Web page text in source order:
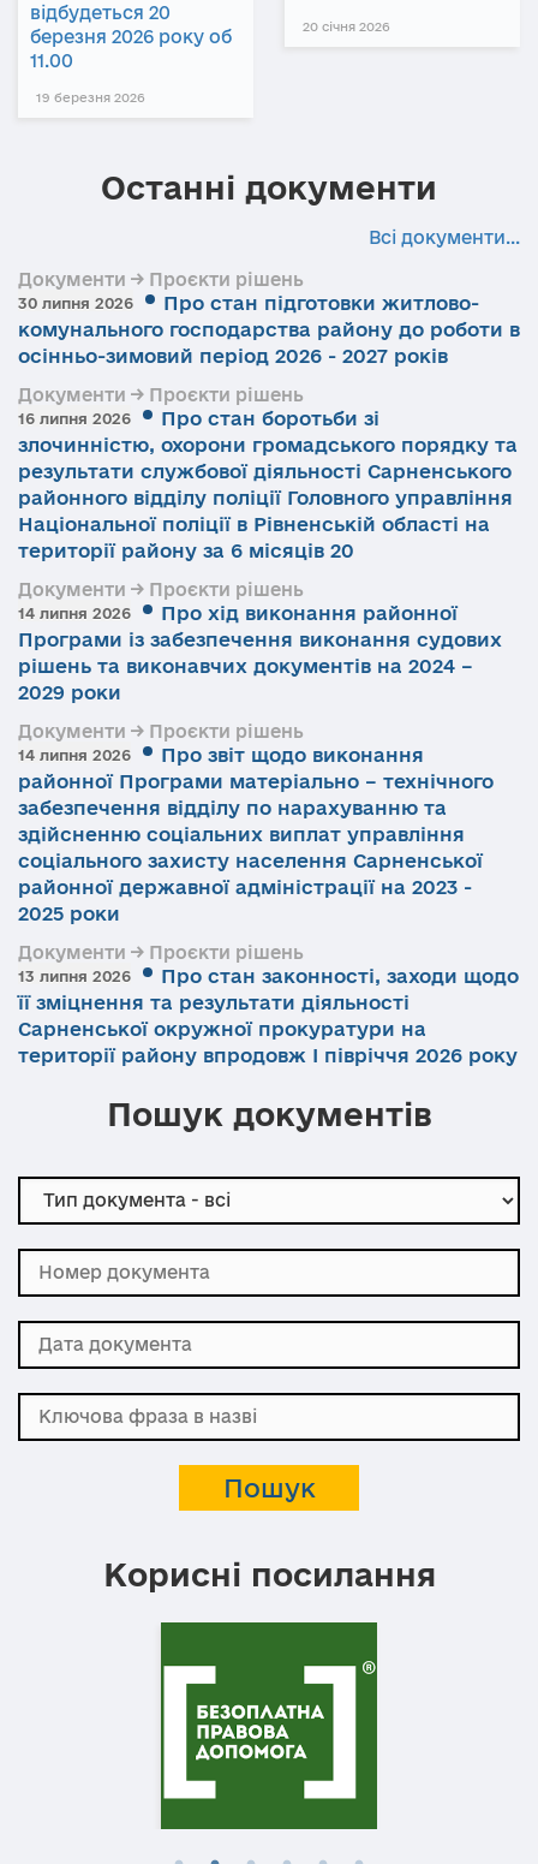
відбудеться 20
березня 2026 року об
11.00
19 березня 2026
20 січня 2026
Останні документи
Всі документи...
Документи → Проєкти рішень
30 липня 2026
Про стан підготовки житлово-
комунального господарства району до роботи в
осінньо-зимовий період 2026 - 2027 років
Документи → Проєкти рішень
16 липня 2026
Про стан боротьби зі
злочинністю, охорони громадського порядку та
результати службової діяльності Сарненського
районного відділу поліції Головного управління
Національної поліції в Рівненській області на
території району за 6 місяців 20
Документи → Проєкти рішень
14 липня 2026
Про хід виконання районної
Програми із забезпечення виконання судових
рішень та виконавчих документів на 2024 –
2029 роки
Документи → Проєкти рішень
14 липня 2026
Про звіт щодо виконання
районної Програми матеріально – технічного
забезпечення відділу по нарахуванню та
здійсненню соціальних виплат управління
соціального захисту населення Сарненської
районної державної адміністрації на 2023 -
2025 роки
Документи → Проєкти рішень
13 липня 2026
Про стан законності, заходи щодо
її зміцнення та результати діяльності
Сарненської окружної прокуратури на
території району впродовж І півріччя 2026 року
Пошук документів
Корисні посилання